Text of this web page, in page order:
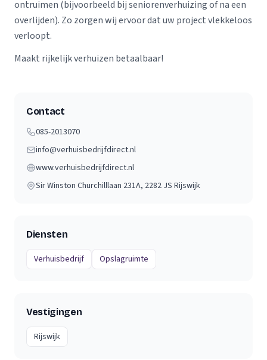
ontruimen (bijvoorbeeld bij seniorenverhuizing of na een
overlijden). Zo zorgen wij ervoor dat uw project vlekkeloos
verloopt.
Maakt rijkelijk verhuizen betaalbaar!
Contact
085-2013070
info@verhuisbedrijfdirect.nl
www.verhuisbedrijfdirect.nl
Sir Winston Churchilllaan 231A, 2282 JS Rijswijk
Diensten
Verhuisbedrijf Opslagruimte
Vestigingen
Rijswijk